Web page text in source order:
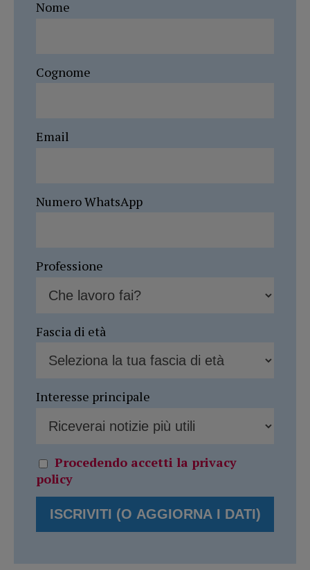
Nome
Cognome
Email
Numero WhatsApp
Professione
Fascia di età
Interesse principale
Procedendo accetti la privacy
policy